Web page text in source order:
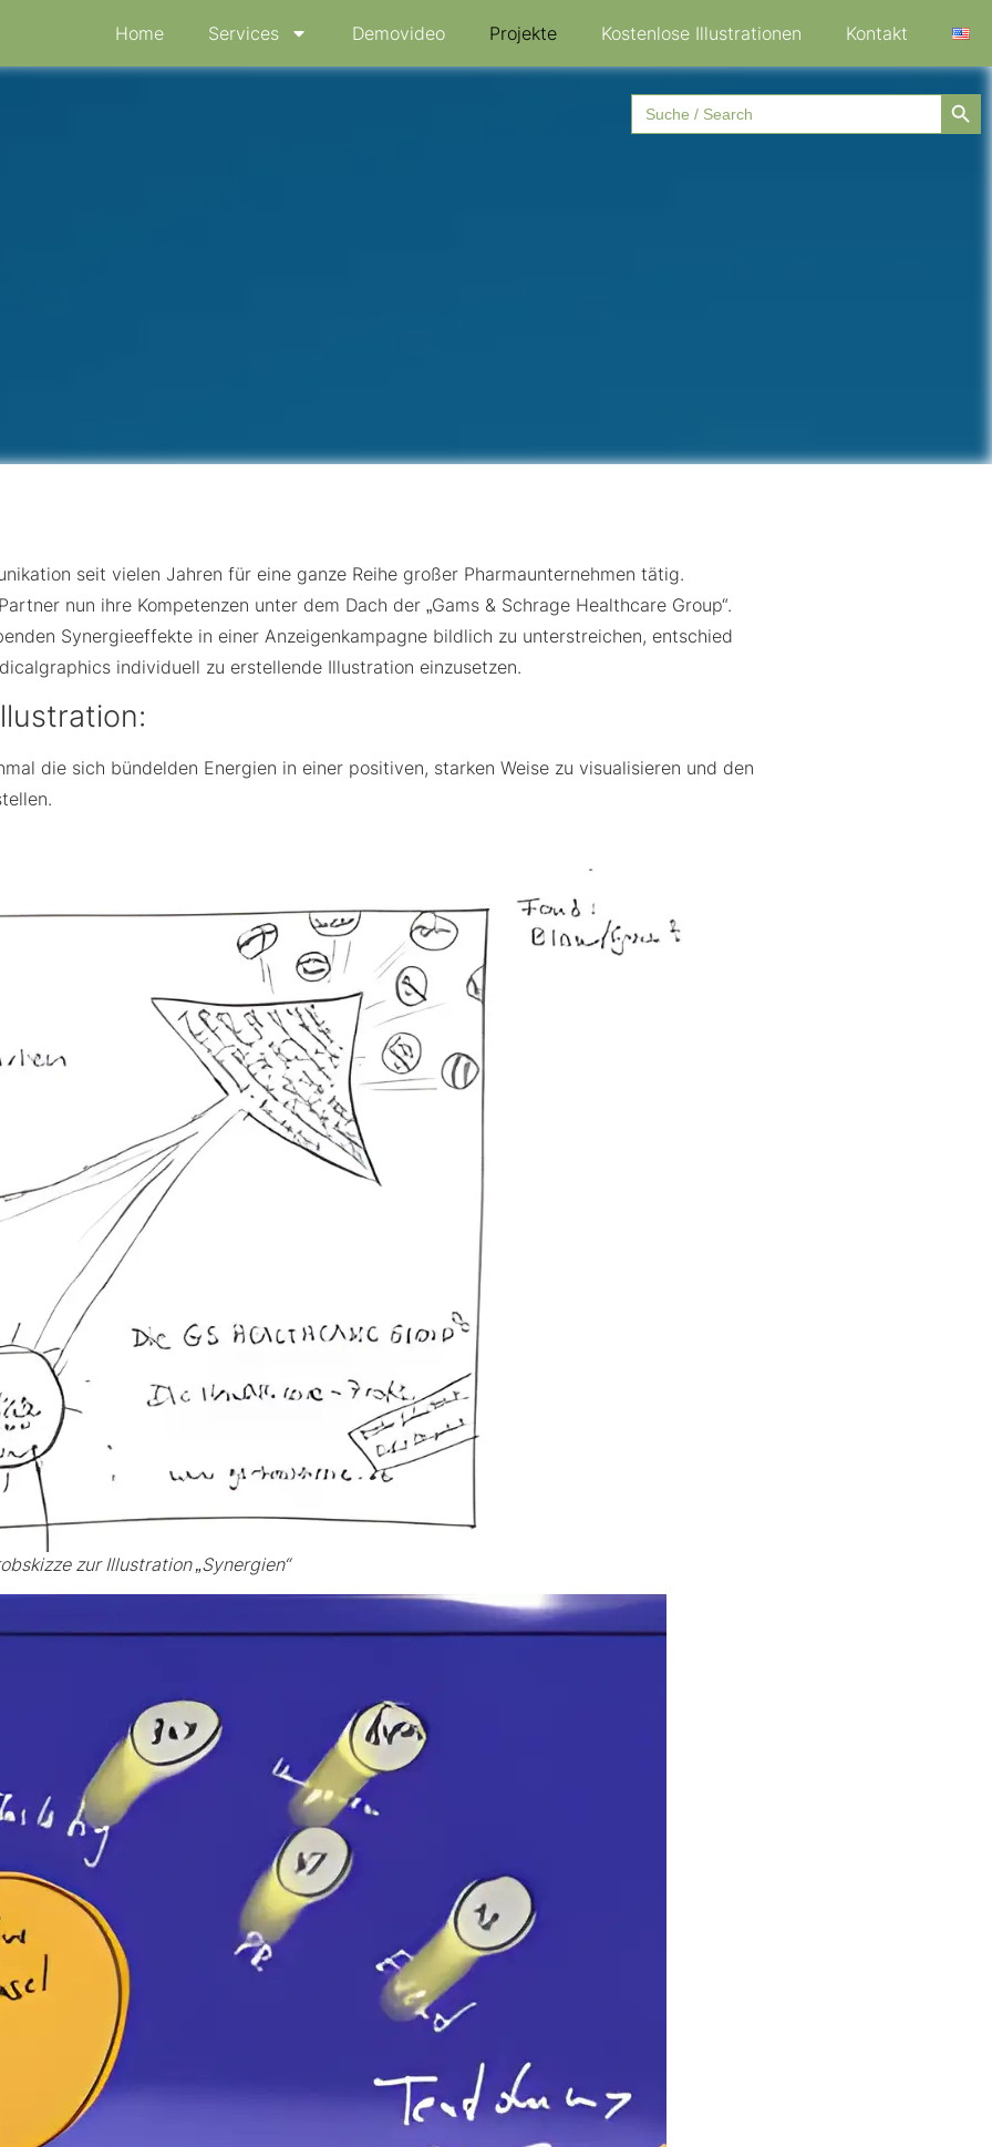
Home Services Demovideo Projekte Kostenlose Illustrationen Kontakt
Search
for:
seit vielen Jahren für eine ganze Reihe großer Pharmaunternehmen tätig.
nun ihre Kompetenzen unter dem Dach der „Gams & Schrage Healthcare Group“.
Synergieeffekte in einer Anzeigenkampagne bildlich zu unterstreichen, entschied
individuell zu erstellende Illustration einzusetzen.
die sich bündelden Energien in einer positiven, starken Weise zu visualisieren und den
zur Illustration „Synergien“